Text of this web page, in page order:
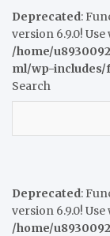
Deprecated:
version 6.9.0!
/home/
ml/wp-
Search
Deprecated:
version 6.9.0!
/home/